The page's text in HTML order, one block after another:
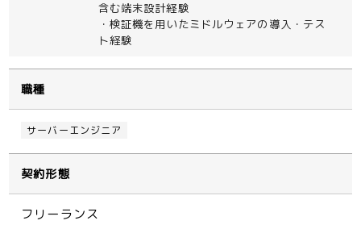
含む端末設計経験
・検証機を用いたミドルウェアの導入・テス
ト経験
職種
サーバーエンジニア
契約形態
フリーランス